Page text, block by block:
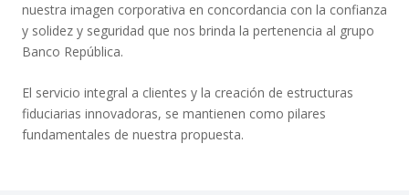
nuestra imagen corporativa en concordancia con la confianza
y solidez y seguridad que nos brinda la pertenencia al grupo
Banco República.
El servicio integral a clientes y la creación de estructuras
fiduciarias innovadoras, se mantienen como pilares
fundamentales de nuestra propuesta.